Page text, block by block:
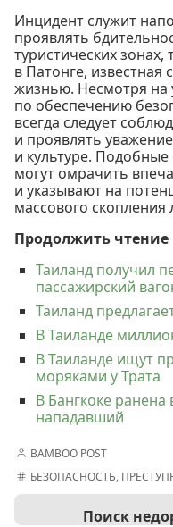
Инцидент служит
проявлять
туристических зонах,
в Патонге,
жизнью. Несмотря на
по обеспечению
всегда следует
и проявлять
и культуре. Подобные
могут омрачить
и указывают на
массового скопления
Продолжить чтение
Таиланд получил
пассажирский
Таиланд
В Таиланде
В Таиланде ищут
моряками у Трата
В Бангкоке
нападавший
BAMBOO POST
БЕЗОПАСНОСТЬ,
Поиск